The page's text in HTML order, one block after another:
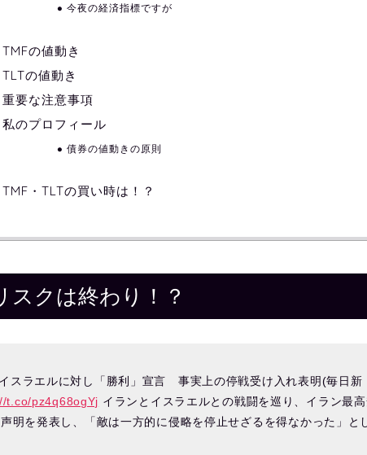
今夜の経済指標ですが
TMFの値動き
TLTの値動き
重要な注意事項
私のプロフィール
債券の値動きの原則
TMF・TLTの買い時は！？
スクは終わり！？
スラエルに対し「勝利」宣言 事実上の停戦受け入れ表明(毎日新
t.co/pz4q68ogYj イランとイスラエルとの戦闘を巡り、イラン最
明を発表し、「敵は一方的に侵略を停止せざるを得なかった」と